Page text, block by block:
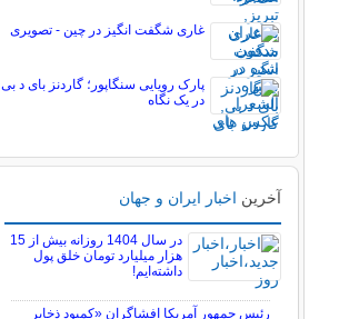
غاری شگفت انگیز در چین - تصویری
پارک رویایی سنگاپور؛ گاردنز بای د بی
در یک نگاه
آخرین اخبار ایران و جهان
در سال 1404 روزانه بیش از 15
هزار میلیارد تومان خلق پول
داشته‌ایم!
رئیس جمهور آمریکا افشاگران «کمبود ذخایر